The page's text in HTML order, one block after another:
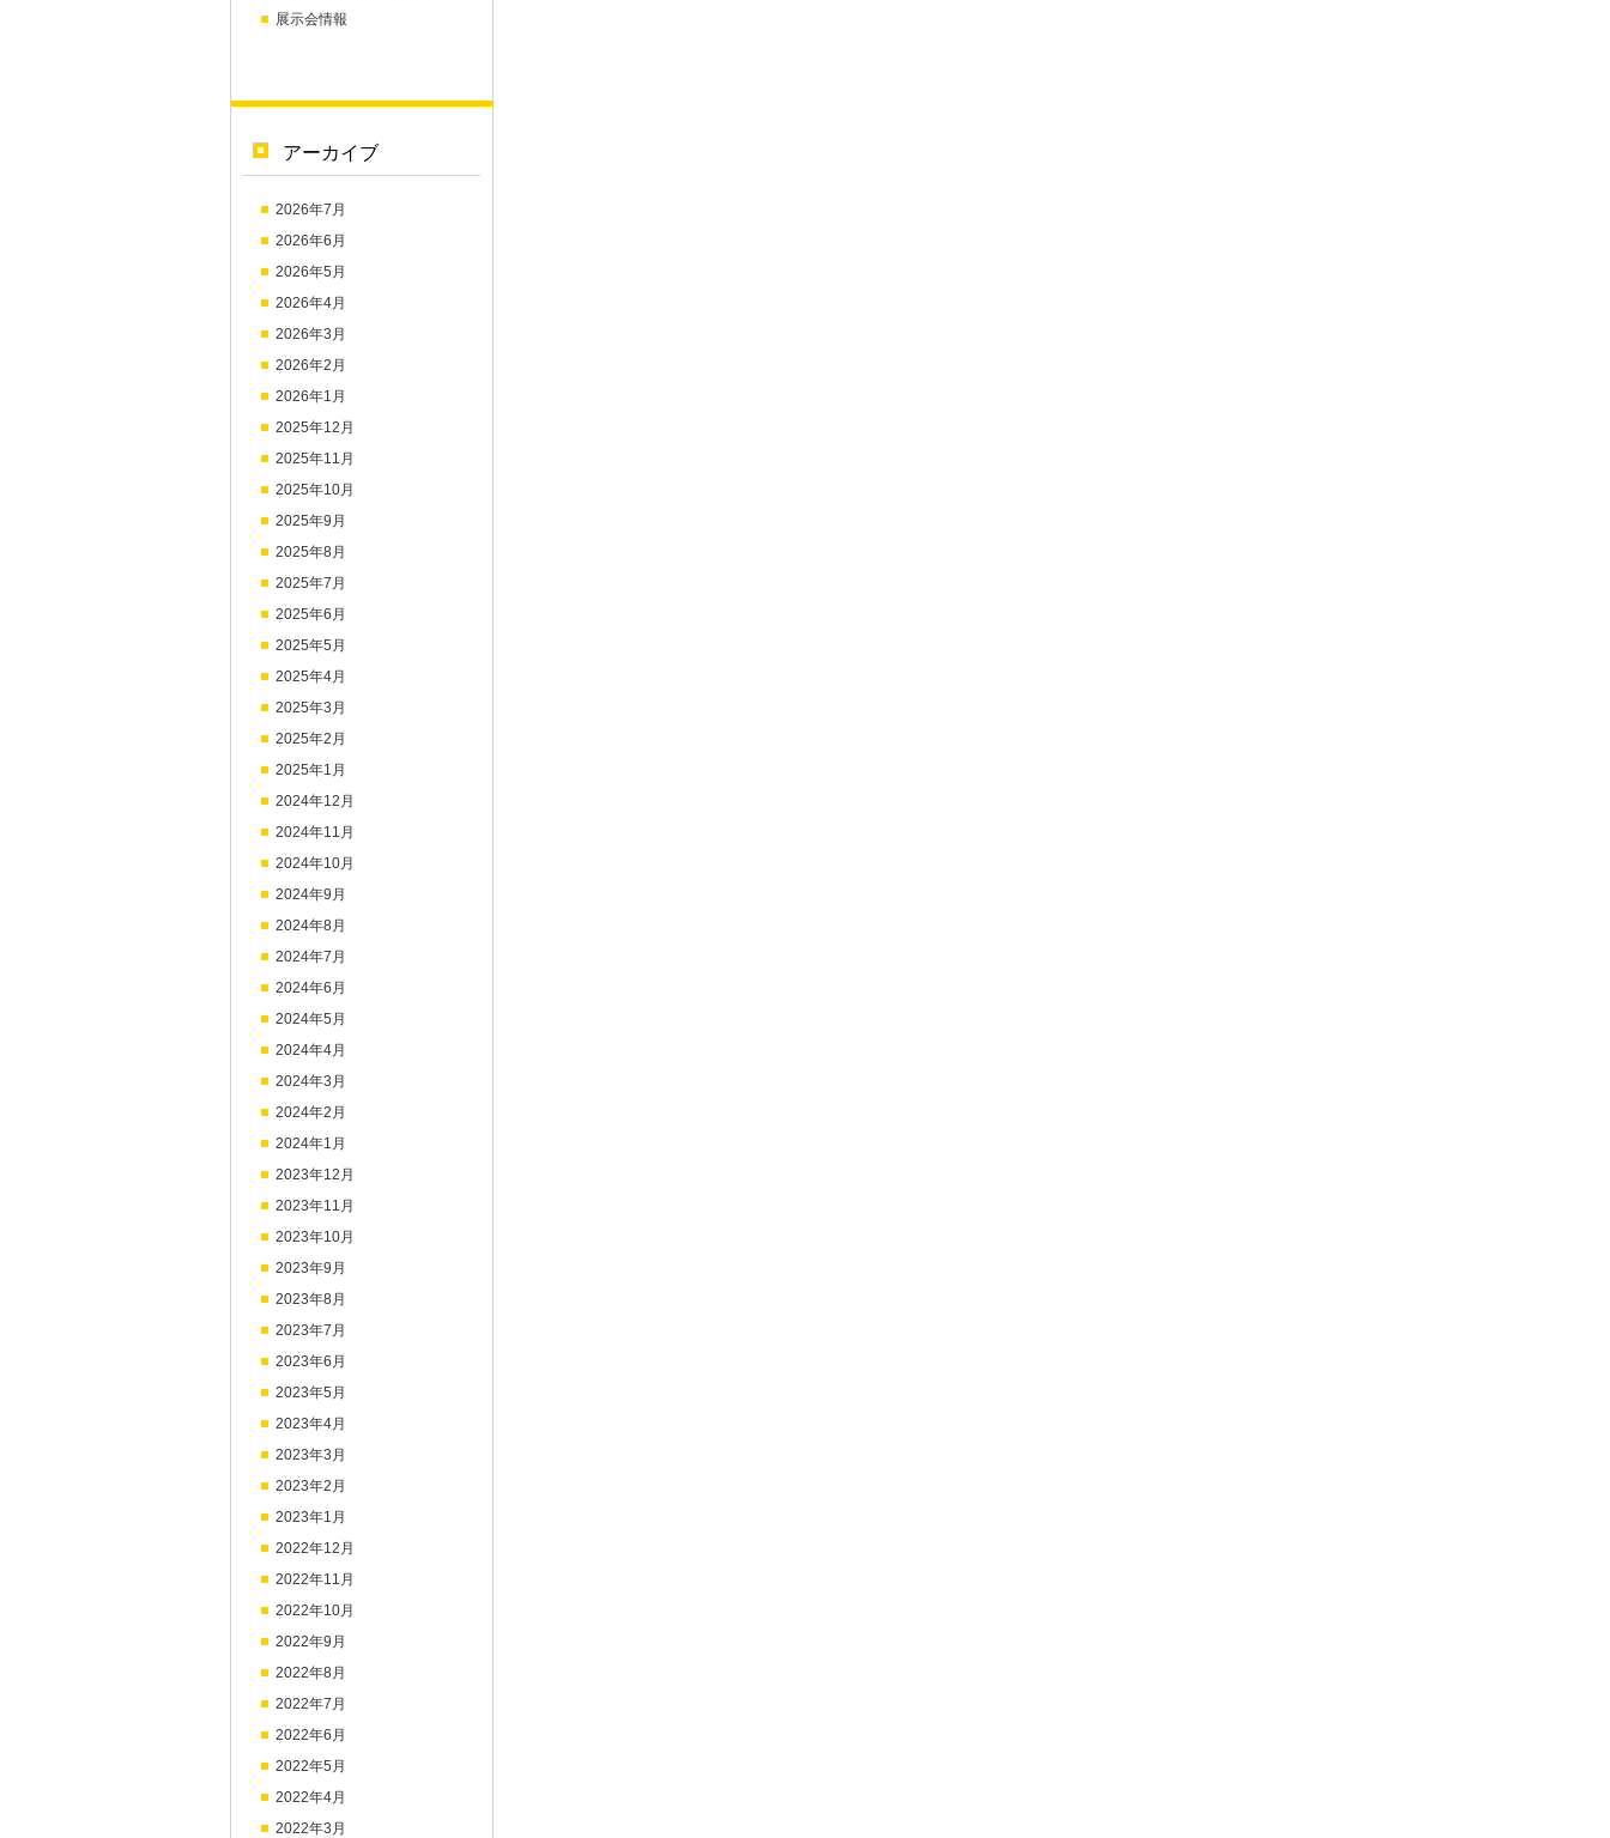
展示会情報
アーカイブ
2026年7月
2026年6月
2026年5月
2026年4月
2026年3月
2026年2月
2026年1月
2025年12月
2025年11月
2025年10月
2025年9月
2025年8月
2025年7月
2025年6月
2025年5月
2025年4月
2025年3月
2025年2月
2025年1月
2024年12月
2024年11月
2024年10月
2024年9月
2024年8月
2024年7月
2024年6月
2024年5月
2024年4月
2024年3月
2024年2月
2024年1月
2023年12月
2023年11月
2023年10月
2023年9月
2023年8月
2023年7月
2023年6月
2023年5月
2023年4月
2023年3月
2023年2月
2023年1月
2022年12月
2022年11月
2022年10月
2022年9月
2022年8月
2022年7月
2022年6月
2022年5月
2022年4月
2022年3月